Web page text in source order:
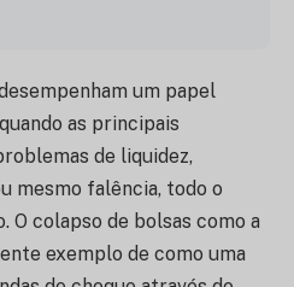
um papel
as principais
de liquidez,
mesmo falência, todo o
O colapso de bolsas como a
exemplo de como uma